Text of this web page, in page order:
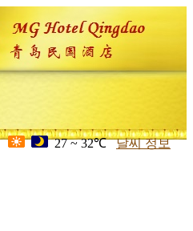
27 ~ 32℃ 날씨 정보